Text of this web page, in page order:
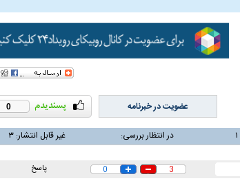
0 عضویت در خبرنامه
۱ در انتظار بررسی: غیر قابل انتشار: ۳
پاسخ 3
0
عزاداری ماه محرم در دوران قاجار چگونه
انجام می‌شد؟